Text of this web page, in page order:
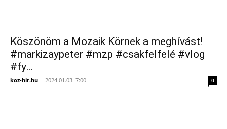
Köszönöm a Mozaik Körnek a meghívást!
#markizaypeter #mzp #csakfelfelé #vlog
#fy…
koz-hir.hu - 2024.01.03. 7:00 0